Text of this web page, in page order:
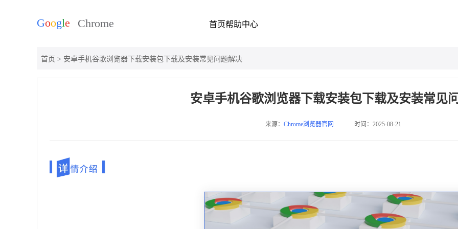
首页帮助中心
首页 > 安卓手机谷歌浏览器下载安装包下载及安装常见问题解决
安卓手机谷歌浏览器下载安装包下载及安装常见
来源： Chrome浏览器官网 时间：2025-08-21